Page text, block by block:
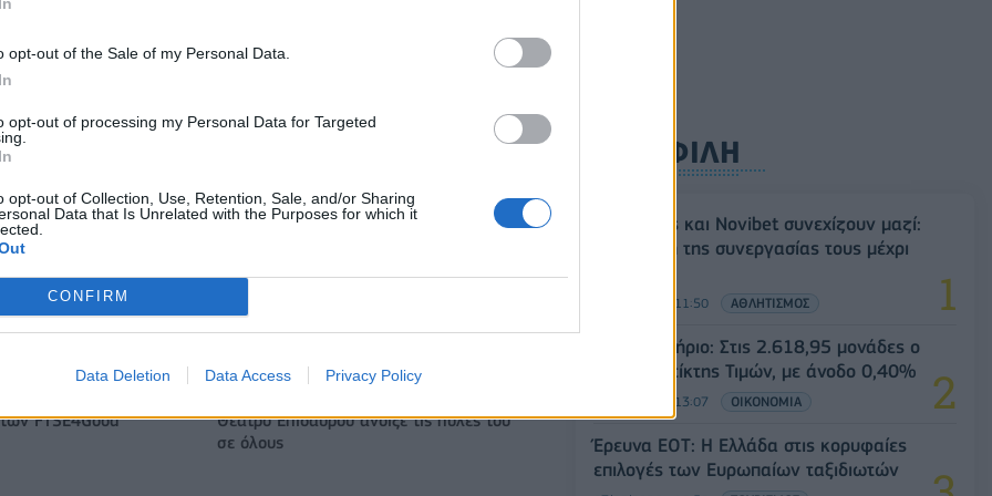
opt-out of the Sale of my Personal Data.
opt-out of processing my Personal Data for Targeted
opt-out of Collection, Use, Retention, Sale, and/or Sharing
Data that Is Unrelated with the Purposes for which it
CONFIRM
Data Deletion Data Access Privacy Policy
Ξεκίνησε το πενταετές
του Τύπου
στα 550 εκατ. ευρώ – Καθαρά κέρδη 313
εκατ. ευρώ
Το FIAT 500 Hybrid τώρα από 18.990 ευρώ
FTSE4Good
Θέατρο Επιδαύρου άνοιξε τις πύλες του
σε όλους
ΔΗΜΟΦΙΛΗ
Ατρόμητος και Novibet συνεχίζουν μαζί:
Ανανέωση της συνεργασίας τους μέχρι
07/08/2026 - 11:50 ΑΘΛΗΤΙΣΜΟΣ
Χρηματιστήριο: Στις 2.618,95 μονάδες ο
Γενικός Δείκτης Τιμών, με άνοδο 0,40%
07/08/2026 - 13:07 ΟΙΚΟΝΟΜΙΑ
Έρευνα ΕΟΤ: Η Ελλάδα στις κορυφαίες
επιλογές των Ευρωπαίων ταξιδιωτών